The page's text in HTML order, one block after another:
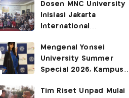
Dosen MNC University
Inisiasi Jakarta
International
Festival 2026, Hidupkan
Ruang Kota Melalui Seni
Pertunjukan
Mengenal Yonsei
University Summer
Special 2026, Kampus
yang Disebut Netizen
Tim Riset Unpad Mulai